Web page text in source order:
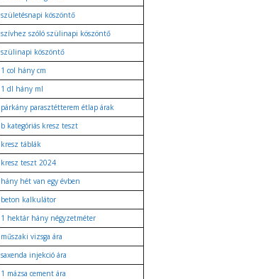
születésnapi köszöntő
szívhez szóló szülinapi köszöntő
szülinapi köszöntő
1 col hány cm
1 dl hány ml
párkány parasztétterem étlap árak
b kategóriás kresz teszt
kresz táblák
kresz teszt 2024
hány hét van egy évben
beton kalkulátor
1 hektár hány négyzetméter
műszaki vizsga ára
saxenda injekció ára
1 mázsa cement ára